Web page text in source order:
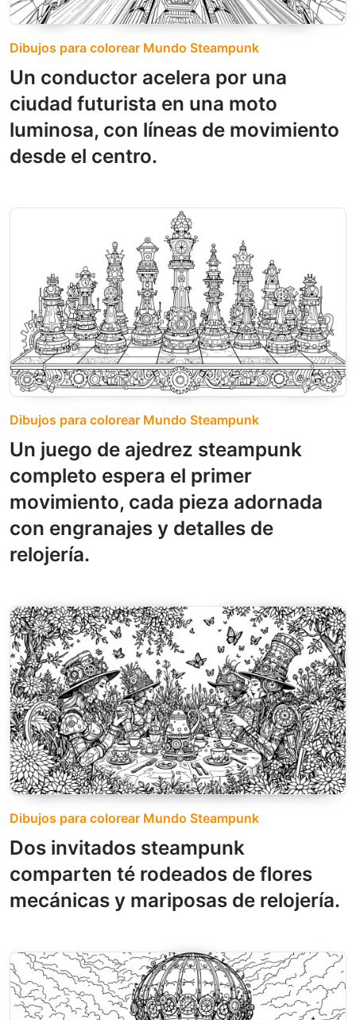
Dibujos para colorear Mundo Steampunk
Un conductor acelera por una
ciudad futurista en una moto
luminosa, con líneas de movimiento
desde el centro.
Dibujos para colorear Mundo Steampunk
Un juego de ajedrez steampunk
completo espera el primer
movimiento, cada pieza adornada
con engranajes y detalles de
relojería.
Dibujos para colorear Mundo Steampunk
Dos invitados steampunk
comparten té rodeados de flores
mecánicas y mariposas de relojería.